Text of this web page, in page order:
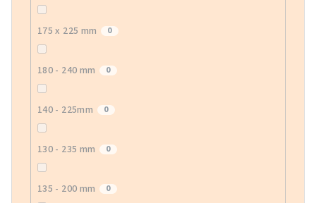
175 x 225 mm 0
180 - 240 mm 0
140 - 225mm 0
130 - 235 mm 0
135 - 200 mm 0